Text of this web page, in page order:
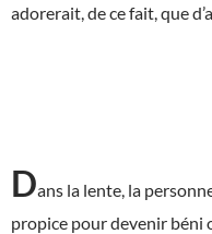
adorerait, de ce fait, que
Dans la lente, la
propice pour devenir béni